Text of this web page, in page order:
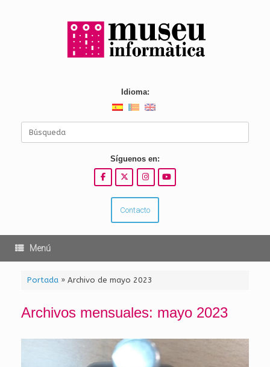
Idioma:
Buscar:
Síguenos en:
Contacto
Menú
Portada» Archivo de mayo 2023
Archivos mensuales: mayo 2023